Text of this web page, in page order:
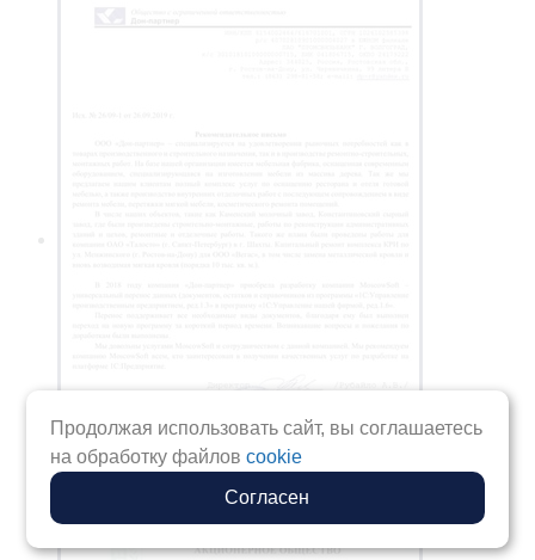
Продолжая использовать сайт, вы соглашаетесь
на обработку файловcookie
Согласен